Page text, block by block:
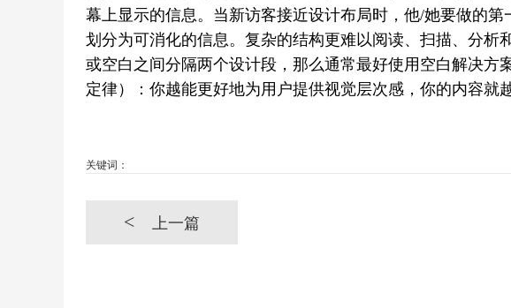
幕上显示的信息。当新访客接近设计布局时，他/她要做的
划分为可消化的信息。复杂的结构更难以阅读、扫描、分析
或空白之间分隔两个设计段，那么通常最好使用空白解决方
定律）：你越能更好地为用户提供视觉层次感，你的内容就
关键词：
< 上一篇